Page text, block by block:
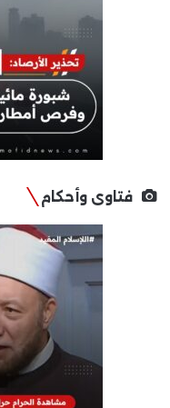
فتاوى وأحكام